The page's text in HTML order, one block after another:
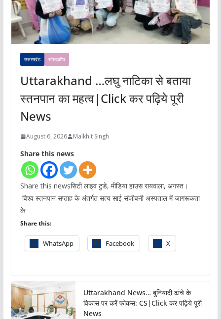
उत्तराखंड संपादकीय
Uttarakhand …लघु नाटिका से बताया
स्तनपान का महत्व|Click कर पढ़िये पूरी
News
August 6, 2026 Malkhit Singh
Share this news
Share this newsसिटी लाइव टुडे, मीडिया हाउस रायवाला, अगस्त।
विश्व स्तनपान सप्ताह के अंतर्गत सत्य साई संजीवनी अस्पताल में जागरूकता
के
Share this:
WhatsApp Facebook X
Uttarakhand News… बुनियादी ढांचे के
विकास पर करें फोकस: CS|Click कर पढ़िये पूरी
News